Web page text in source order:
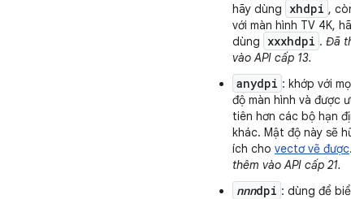
hãy dùng
xhdpi , còn
với màn hình TV 4K, hãy
dùng
xxxhdpi . Đã
vào API cấp 13.
anydpi : khớp với mọi
độ màn hình và được ưu
tiên hơn các bộ hạn định
khác. Mật độ này sẽ hữu
ích cho vectơ vẽ được.
thêm vào API cấp 21.
nnndpi : dùng để biểu